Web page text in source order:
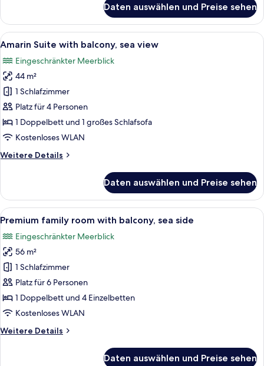
room
with
balcony,
side
Daten auswählen und Preise sehen
Alle
Fotos
für
Amarin
Suite
with
balcony,
sea
anzeigen
Ein modernes Hotelzimmer mit einer
6
Amarin Suite with balcony, sea view
Eingeschränkter Meerblick
44 m²
1 Schlafzimmer
Platz für 4 Personen
1 Doppelbett und 1 großes Schlafsofa
Kostenloses WLAN
Weitere Details
Weitere
Suite
with
balcony,
view
Daten auswählen und Preise sehen
Alle
Fotos
für
Premium
family
room
with
balcony,
side
Ein modernes Hotelzimmer mit
9
Premium family room with balcony, sea side
Eingeschränkter Meerblick
56 m²
1 Schlafzimmer
Platz für 6 Personen
1 Doppelbett und 4 Einzelbetten
Kostenloses WLAN
Weitere Details
Weitere
Daten auswählen und Preise sehen